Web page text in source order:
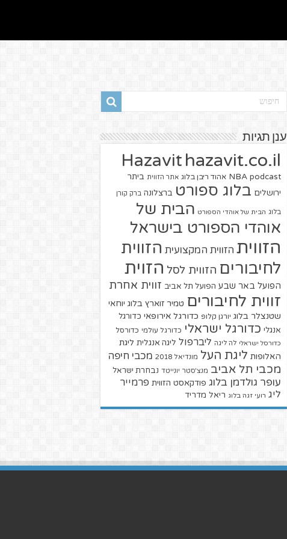
ענן תגיות
Hazavit hazavit.co.il
NBA podcast אהוד ריבן בלוג אתר הזווית ביתר
ירושלים בלוג ספורט ברצלונה ברק קורן
בלוג הבית של אוהדי הספורט הבית של
אוהדי הספורט בישראל
הזווית הזווית המקצועית הזווית
לחיבורים הזווית לסל הזוית
הפועל באר שבע הפועל תל אביב זווית אחרת
זווית לחיבורים טמיר זוארץ בלוג יוחאי
שטנצלר בלוג יורגן קלופ כדורגל אירופאי כדורגל
אנגלי כדורגל ישראלי כדורגל עולמי כדורסל
כדורסל ישראלי לה ליגה ליברפול ליגה אנגלית ליגת
האלופות ליגת העל מונדיאל 2018 מכבי חיפה
מכבי תל אביב מנצ'סטר יונייטד נבחרת ישראל
עופר גולדמן בלוג פודקאסט הזווית פרמייר
ליג רועי זגה בלוג ריאל מדריד